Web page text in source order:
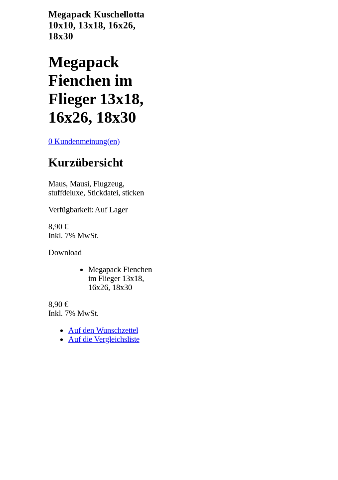
Megapack Kuschellotta
10x10, 13x18, 16x26,
18x30
Megapack
Fienchen im
Flieger 13x18,
16x26, 18x30
0 Kundenmeinung(en)
Kurzübersicht
Maus, Mausi, Flugzeug,
stuffdeluxe, Stickdatei, sticken
Verfügbarkeit: Auf Lager
8,90 €
Inkl. 7% MwSt.
Download
Megapack Fienchen
im Flieger 13x18,
16x26, 18x30
8,90 €
Inkl. 7% MwSt.
Auf den Wunschzettel
Auf die Vergleichsliste